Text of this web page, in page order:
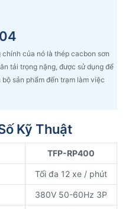
của nó là thép cacbon sơn
tải trọng nặng, được sử dụng để
sản phẩm đến trạm làm việc
Kỹ Thuật
TFP-RP400
Tối đa 12 xe / phút
380V 50-60Hz 3P